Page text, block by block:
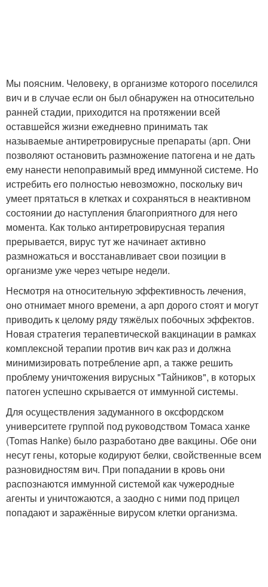
Мы поясним. Человеку, в организме которого поселился
вич и в случае если он был обнаружен на относительно
ранней стадии, приходится на протяжении всей
оставшейся жизни ежедневно принимать так
называемые антиретровирусные препараты (арп. Они
позволяют остановить размножение патогена и не дать
ему нанести непоправимый вред иммунной системе. Но
истребить его полностью невозможно, поскольку вич
умеет прятаться в клетках и сохраняться в неактивном
состоянии до наступления благоприятного для него
момента. Как только антиретровирусная терапия
прерывается, вирус тут же начинает активно
размножаться и восстанавливает свои позиции в
организме уже через четыре недели.
Несмотря на относительную эффективность лечения,
оно отнимает много времени, а арп дорого стоят и могут
приводить к целому ряду тяжёлых побочных эффектов.
Новая стратегия терапевтической вакцинации в рамках
комплексной терапии против вич как раз и должна
минимизировать потребление арп, а также решить
проблему уничтожения вирусных "Тайников", в которых
патоген успешно скрывается от иммунной системы.
Для осуществления задуманного в оксфордском
университете группой под руководством Томаса ханке
(Tomas Hanke) было разработано две вакцины. Обе они
несут гены, которые кодируют белки, свойственные всем
разновидностям вич. При попадании в кровь они
распознаются иммунной системой как чужеродные
агенты и уничтожаются, а заодно с ними под прицел
попадают и заражённые вирусом клетки организма.